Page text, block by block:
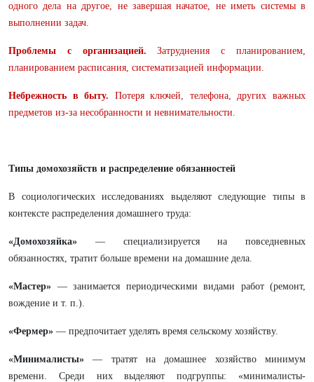
одного дела на другое, не завершая начатое, не иметь системы в
выполнении задач.
Проблемы с организацией. Затруднения с планированием,
планированием расписания, систематизацией информации.
Небрежность в быту. Потеря ключей, телефона, других важных
предметов из-за несобранности и невнимательности.
Типы домохозяйств и распределение обязанностей
В социологических исследованиях выделяют следующие типы в
контексте распределения домашнего труда:
«Домохозяйка» — специализируется на повседневных
обязанностях, тратит больше времени на домашние дела.
«Мастер» — занимается периодическими видами работ (ремонт,
вождение и т. п.).
«Фермер» — предпочитает уделять время сельскому хозяйству.
«Минималисты» — тратят на домашнее хозяйство минимум
времени. Среди них выделяют подгруппы: «минималисты-